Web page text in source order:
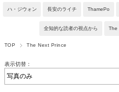
ハ・ジウォン 長安のライチ ThamePo
全知的な読者の視点から The
TOP The Next Prince
表示切替：